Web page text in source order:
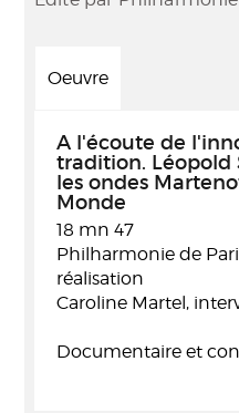
Oeuvre
A l'écoute de
tradition.
les ondes
Monde
18 mn 47
Philharmonie de
réalisation
Caroline Martel,
Documentaire et